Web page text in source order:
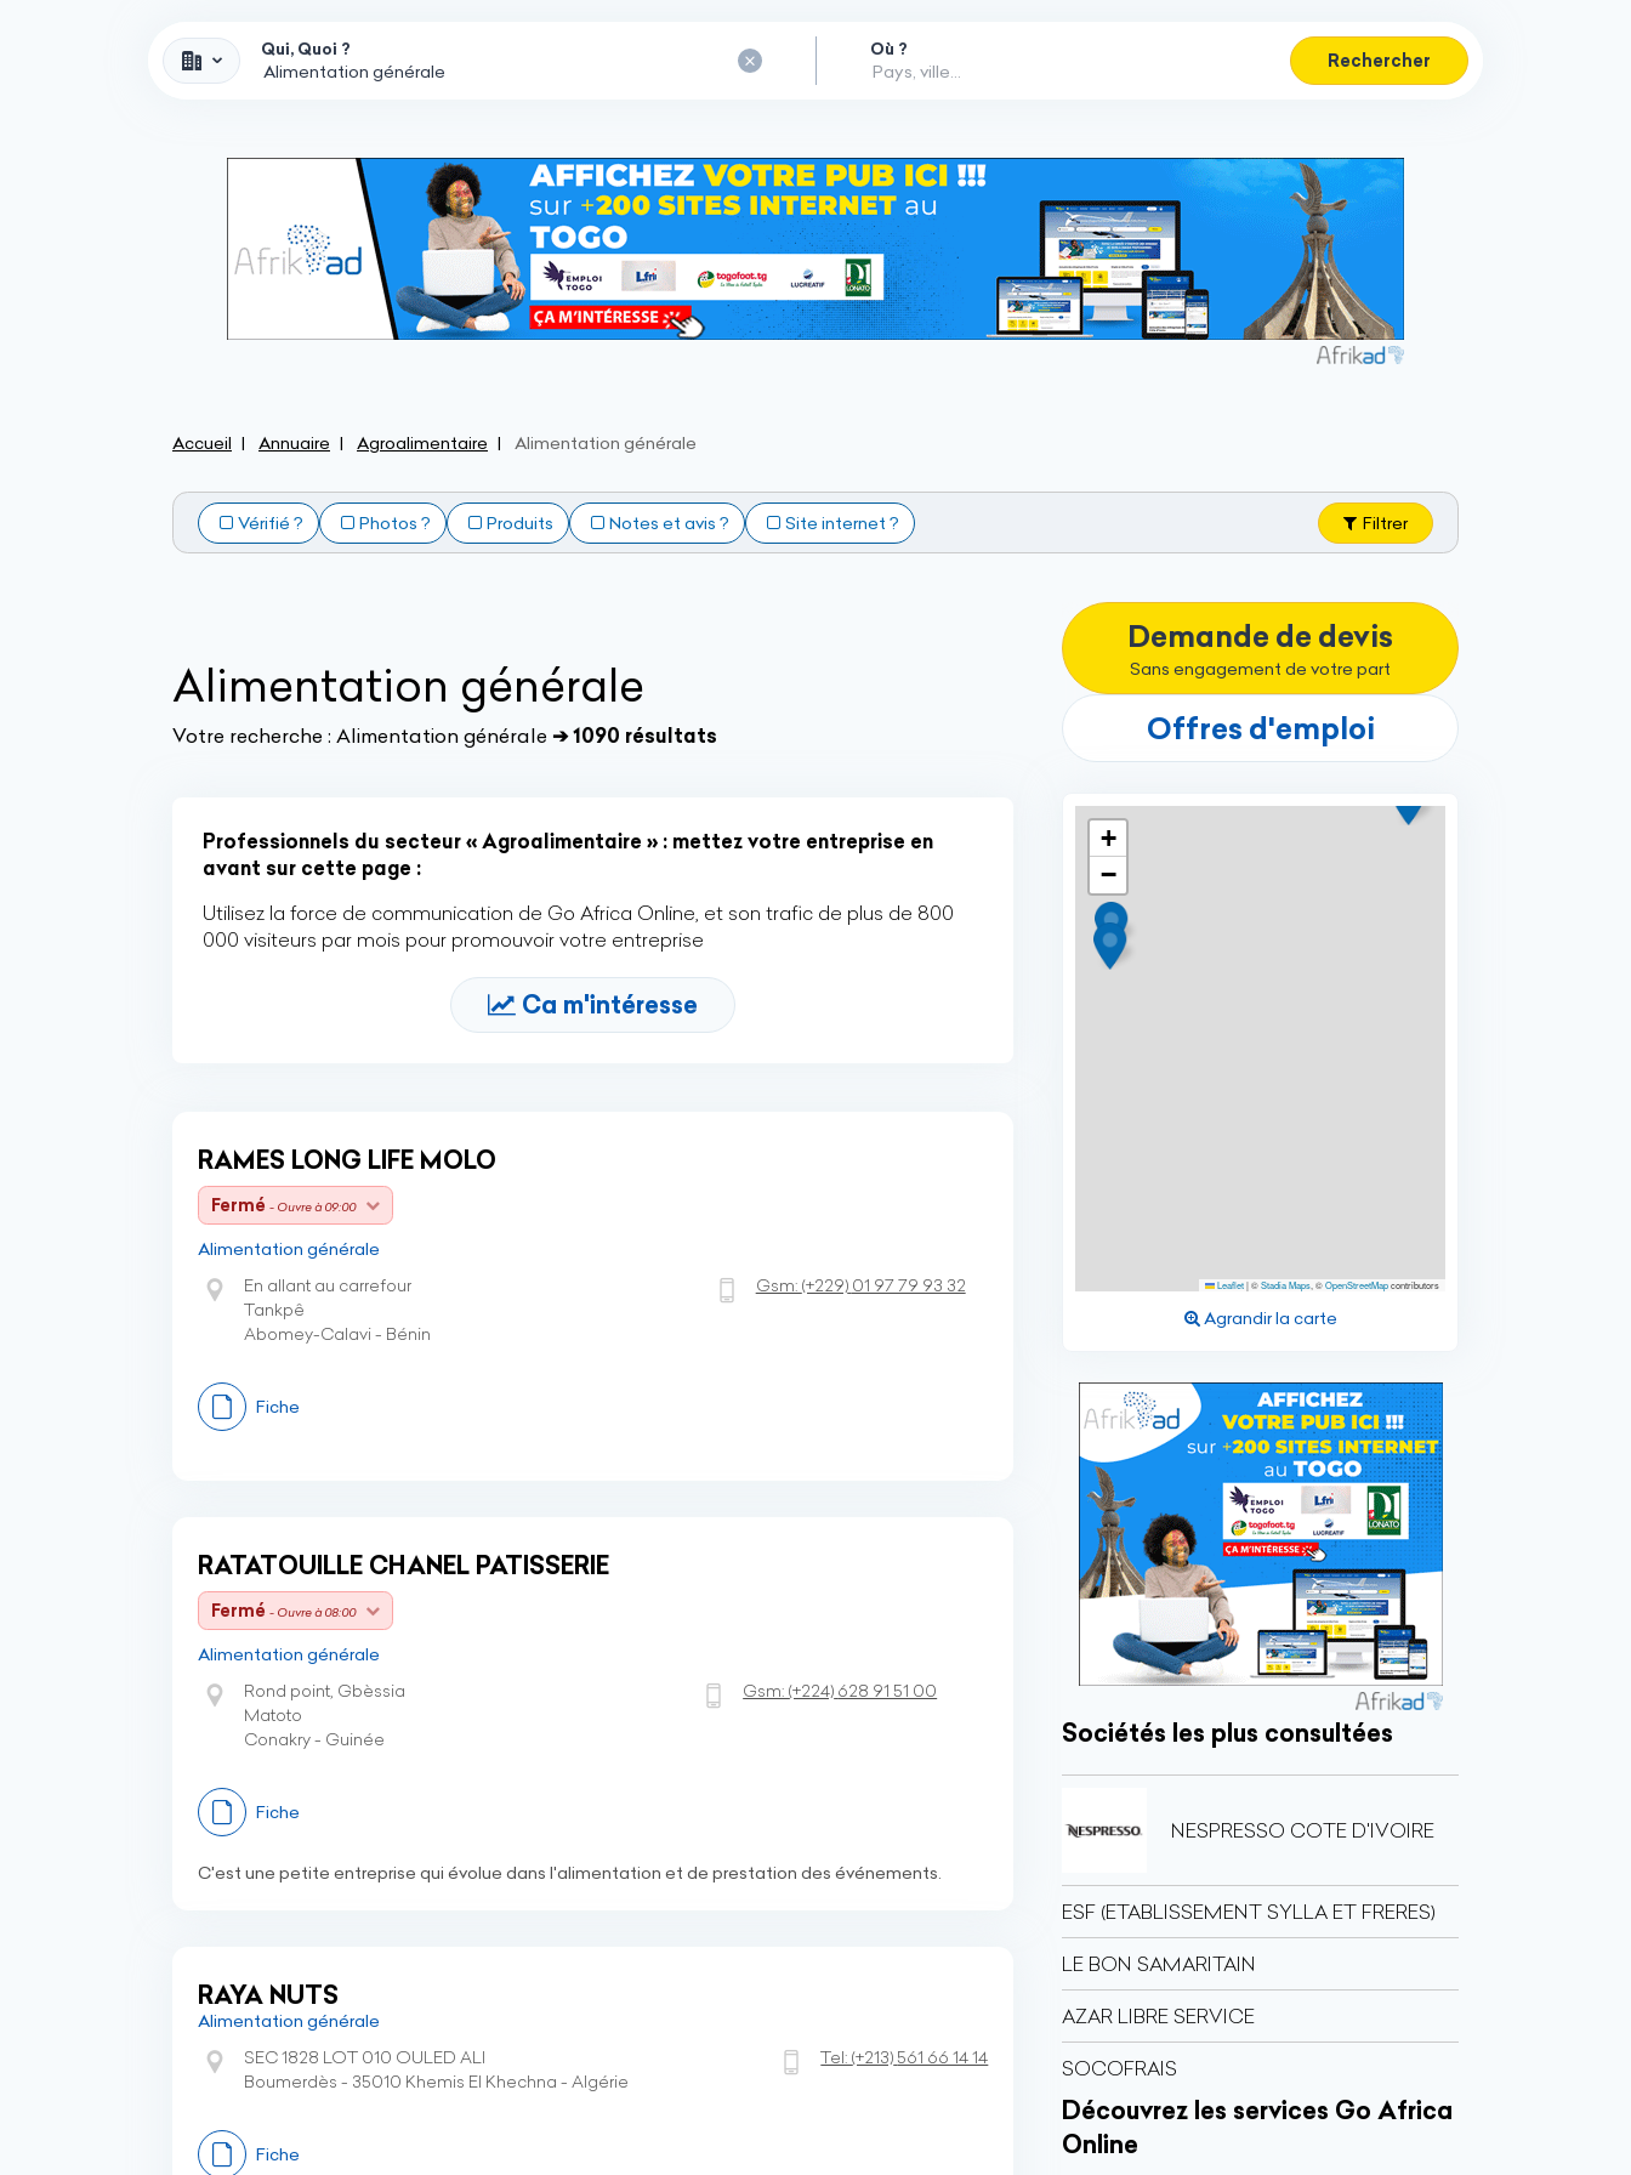
Qui, Quoi ? Où ?
Rechercher
Accueil Annuaire Agroalimentaire Alimentation générale
Vérifié ? Photos ? Produits Notes et avis ? Site internet ? Filtrer
Alimentation générale
Votre recherche : Alimentation générale ➔ 1090 résultats
Professionnels du secteur « Agroalimentaire » : mettez votre entreprise en
avant sur cette page :
Utilisez la force de communication de Go Africa Online, et son trafic de plus de 800
000 visiteurs par mois pour promouvoir votre entreprise
Ca m'intéresse
RAMES LONG LIFE MOLO
Fermé - Ouvre à 09:00
Alimentation générale
En allant au carrefour
Tankpê
Abomey-Calavi - Bénin
Gsm: (+229) 01 97 79 93 32
Fiche
RATATOUILLE CHANEL PATISSERIE
Fermé - Ouvre à 08:00
Alimentation générale
Rond point, Gbèssia
Matoto
Conakry - Guinée
Gsm:(+224) 628 91 51 00
Fiche
C'est une petite entreprise qui évolue dans l'alimentation et de prestation des événements.
RAYA NUTS
Alimentation générale
SEC 1828 LOT 010 OULED ALI
Boumerdès - 35010 Khemis El Khechna - Algérie
Tel:(+213) 561 66 14 14
Fiche
Demande de devis
Sans engagement de votre part
Offres d'emploi
+
−
Leaflet|©Stadia Maps, ©OpenStreetMapcontributors
Agrandir la carte
Sociétés les plus consultées
NESPRESSO COTE D'IVOIRE
ESF (ETABLISSEMENT SYLLA ET FRERES)
LE BON SAMARITAIN
AZAR LIBRE SERVICE
SOCOFRAIS
Découvrez les services Go Africa
Online